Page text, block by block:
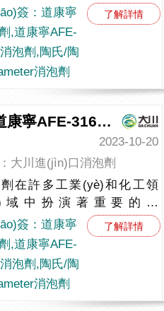
，染色可以使白色織物
富多彩，但是織物染色加工
程中泡沫問(wèn)題是一個
難題，道康寧AFE-
泡劑的出現(xiàn)為...
簽：道康寧
,道康寧AFE-
泡劑,陶氏/陶
消泡劑
了解詳情
道康寧AFE-3168消泡劑：高效解決多領(lǐng)域消泡難題
2023-10-20
大川進(jìn)口消泡劑
在許多工業(yè)和化工領
域中扮演著重要的角
，而道康寧AFE-3168消
作為一種非離子型消泡
，以其卓越的性能解
眾多應(yīng)用領(lǐng)域中的
題。（涂...
簽：道康寧
,道康寧AFE-
泡劑,陶氏/陶
消泡劑
了解詳情